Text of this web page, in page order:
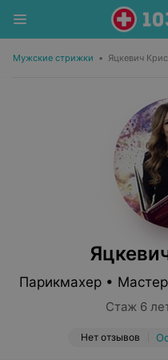
Мужские стрижки • Яцкевич
Парикмахер •
Стаж 6
Нет отзывов